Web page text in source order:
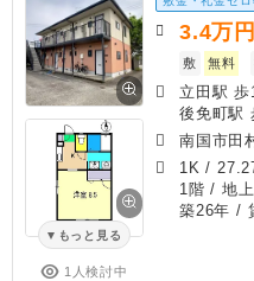
もっと見る
1人検討中
3.4万円
敷
無料
立田駅 歩
後免町駅
南国市田
1K /
1階 / 地
築26年 /